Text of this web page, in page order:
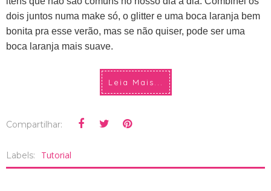
dois juntos numa make só, o glitter e uma boca laranja bem
bonita pra esse verão, mas se não quiser, pode ser uma
boca laranja mais suave.
Leia Mais...
Compartilhar:
Labels: Tutorial